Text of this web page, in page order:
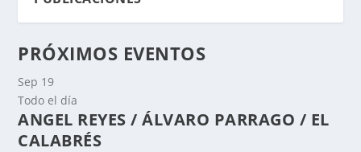
PRÓXIMOS EVENTOS
Sep 19
Todo el día
ANGEL REYES / ÁLVARO PARRAGO / EL
CALABRÉS